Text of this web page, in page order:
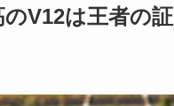
V12は王者の証